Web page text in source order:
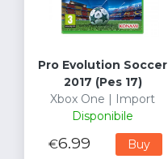
Pro Evolution Soccer
2017 (Pes 17)
Xbox One | Import
Disponibile
€6.99 Buy